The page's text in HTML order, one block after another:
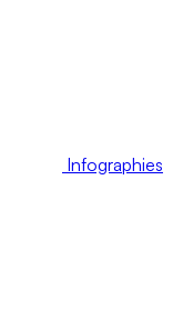
Infographies